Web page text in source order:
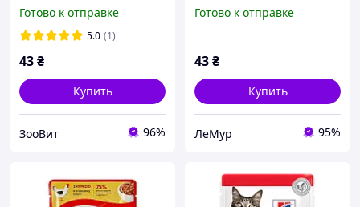
Полнорационный , От 12
Мес | 85 г Лосось, Горох В
Готово к отправке
5.0 (1)
43₴
Купить
ЗооВит 96%
Готово к отправке
43₴
Купить
ЛеМур 95%